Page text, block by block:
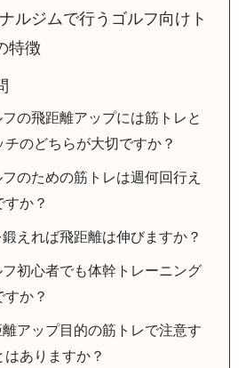
ルジムで行うゴルフ向けト
特徴
の飛距離アップには筋トレと
チのどちらが大切ですか？
のための筋トレは週何回行え
すか？
えれば飛距離は伸びますか？
初心者でも体幹トレーニング
すか？
アップ目的の筋トレで注意す
はありますか？